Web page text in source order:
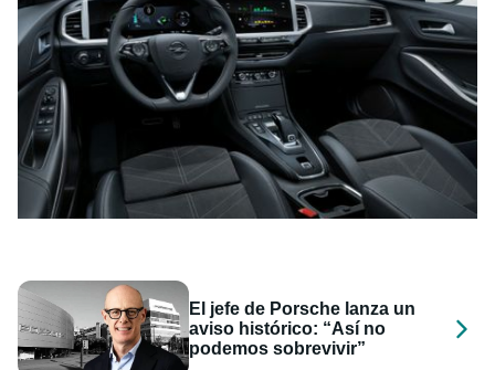
El jefe de Porsche lanza un
aviso histórico: “Así no
podemos sobrevivir”